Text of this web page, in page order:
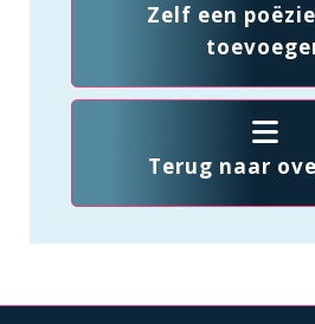
Zelf een
Terug naar